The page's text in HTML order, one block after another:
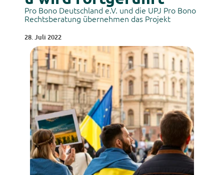
Pro Bono Deutschland e.V. und die UPJ Pro Bono
Rechtsberatung übernehmen das Projekt
28. Juli 2022